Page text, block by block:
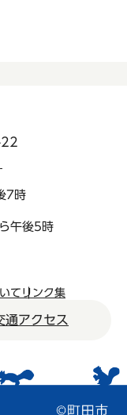
22
7時
午後5時
て リンク集
通アクセス